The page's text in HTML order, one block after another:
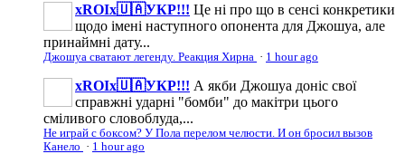
xROIx🇺🇦УКР!!! Це ні про що в сенсі конкретики
щодо імені наступного опонента для Джошуа, але
принаймні дату...
Джошуа сватают легенду. Реакция Хирна · 1 hour ago
xROIx🇺🇦УКР!!! А якби Джошуа доніс свої
справжні ударні "бомби" до макітри цього
сміливого словоблуда,...
Не играй с боксом? У Пола перелом челюсти. И он бросил вызов
Канело · 1 hour ago